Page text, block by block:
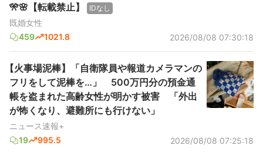
🎌🌸【転載禁止】
IDなし
既婚女性
459
1021.8 2026/08/08 07:30:18
【火事場泥棒】「自衛隊員や報道カメラマンの
フリをして泥棒を…」 500万円分の預金通
帳を盗まれた高齢女性が明かす被害 「外出
が怖くなり、避難所にも行けない」
ニュース速報+
19
995.5 2026/08/08 07:25:18